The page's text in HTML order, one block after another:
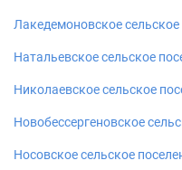
Лакедемоновское сельское
Натальевское сельское
Николаевское сельское
Новобессергеновское
Носовское сельское